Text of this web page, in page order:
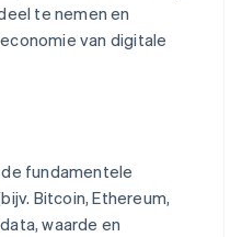
te nemen en
van digitale
de fundamentele
Bitcoin, Ethereum,
waarde en